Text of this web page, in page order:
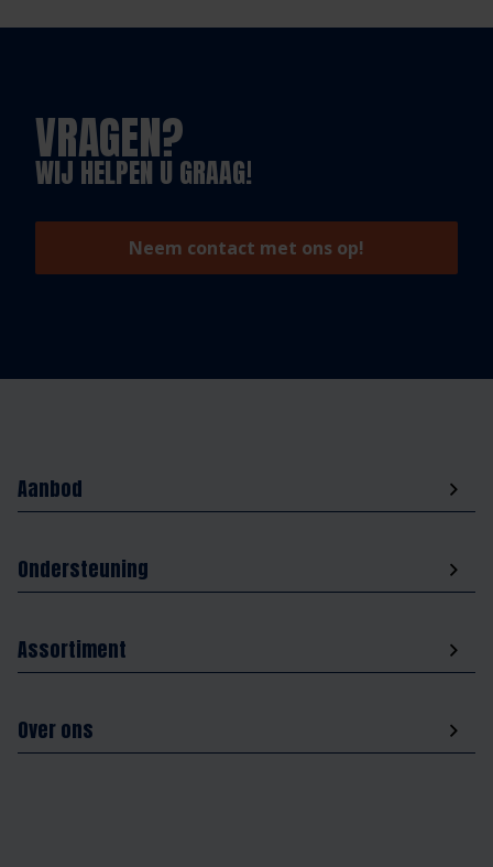
VRAGEN?
WIJ HELPEN U GRAAG!
Neem contact met ons op!
Aanbod
Ondersteuning
Assortiment
Over ons